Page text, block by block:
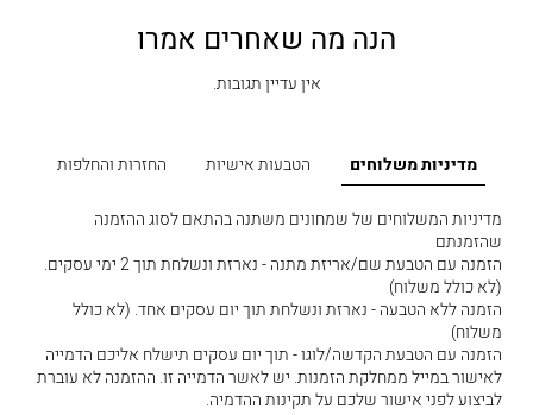
הנה מה שאחרים אמרו
אין עדיין תגובות.
מדיניות משלוחים הטבעות אישיות החזרות והחלפות
מדיניות המשלוחים של שמחונים משתנה בהתאם לסוג ההזמנה
שהזמנתם
הזמנה עם הטבעת שם/אריזת מתנה - נארזת ונשלחת תוך 2 ימי עסקים.
(לא כולל משלוח)
הזמנה ללא הטבעה - נארזת ונשלחת תוך יום עסקים אחד. (לא כולל
משלוח)
הזמנה עם הטבעת הקדשה/לוגו - תוך יום עסקים תישלח אליכם הדמייה
לאישור במייל ממחלקת הזמנות. יש לאשר הדמייה זו. ההזמנה לא עוברת
לביצוע לפני אישור שלכם על תקינות ההדמיה.